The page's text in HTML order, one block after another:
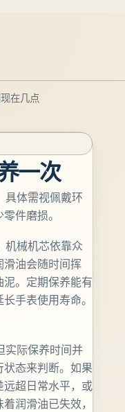
在几点
一次
具体需视佩戴环
件磨损。
机械机芯依靠众
滑油会随时间挥
。定期保养能有
手表使用寿命。
实际保养时间并
态来判断。如果
超日常水平，或
润滑油已失效，